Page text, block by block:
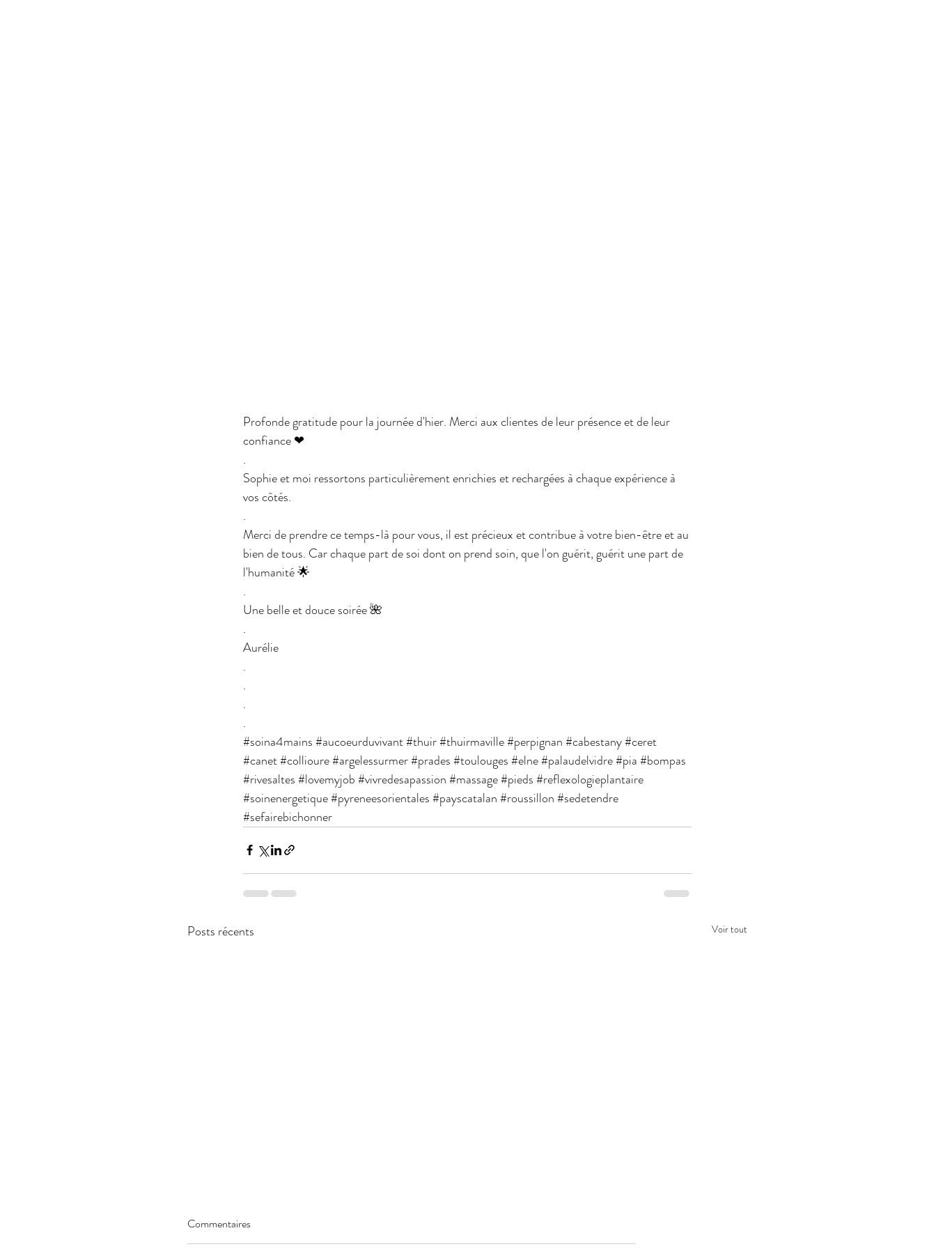
Profonde gratitude pour la journée d'hier. Merci aux clientes de leur présence et de leur
confiance ❤
.
Sophie et moi ressortons particulièrement enrichies et rechargées à chaque expérience à
vos côtés.
.
Merci de prendre ce temps-là pour vous, il est précieux et contribue à votre bien-être et au
bien de tous. Car chaque part de soi dont on prend soin, que l'on guérit, guérit une part de
l'humanité 🌟
.
Une belle et douce soirée 🌺
.
Aurélie
.
.
.
.
#soina4mains#aucoeurduvivant#thuir#thuirmaville#perpignan#cabestany#ceret
#canet#collioure#argelessurmer#prades#toulouges#elne#palaudelvidre#pia#bompas
#rivesaltes#lovemyjob#vivredesapassion#massage#pieds#reflexologieplantaire
#soinenergetique#pyreneesorientales#payscatalan#roussillon#sedetendre
#sefairebichonner
Posts récents Voir tout
Commentaires